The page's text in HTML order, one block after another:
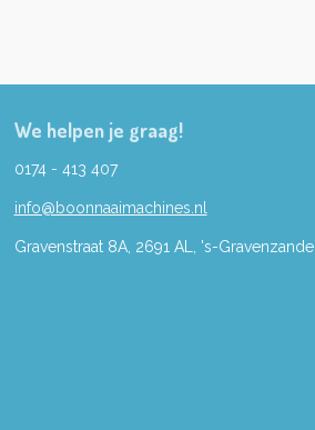
We helpen je graag!
0174 - 413 407
info@boonnaaimachines.nl
Gravenstraat 8A, 2691 AL, 's-Gravenzande